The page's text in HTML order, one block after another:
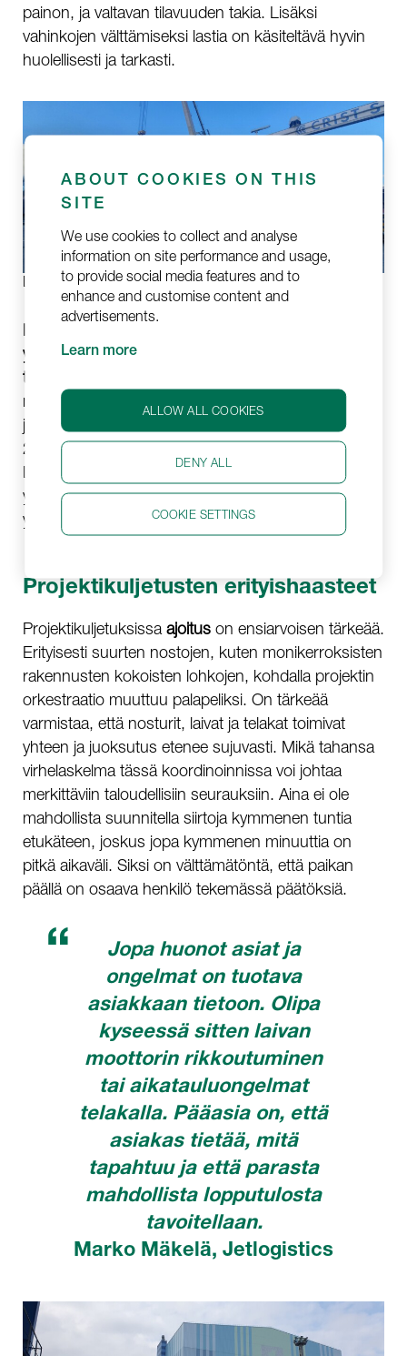
painon, ja valtavan tilavuuden takia. Lisäksi
vahinkojen välttämiseksi lastia on käsiteltävä hyvin
huolellisesti ja tarkasti.
Laivalohkon nosto.
Projekti toteutettiin neljällä eri aluksella, ja se kesti
yhteensä 2,5 kuukautta suunnittelu- ja
toteutusvaiheineen.
melko nopeasti laivoilla ja proomuilla lastauksen
jälkeen. Tässä projektissa pisin laivamatka kesti noin
2-2,5 päivää, mutta pisin lastaus kesti neljä päivää.
Lastattavaa ja järjesteltävää materiaalia oli
yksinkertaisesti niin paljon, jopa 6000 pakettia
yhdessä lastissa.
Projektikuljetusten erityishaasteet
Projektikuljetuksissa ajoitus on ensiarvoisen tärkeää.
Erityisesti suurten nostojen, kuten monikerroksisten
rakennusten kokoisten lohkojen, kohdalla projektin
orkestraatio muuttuu palapeliksi. On tärkeää
varmistaa, että nosturit, laivat ja telakat toimivat
yhteen ja juoksutus etenee sujuvasti. Mikä tahansa
virhelaskelma tässä koordinoinnissa voi johtaa
merkittäviin taloudellisiin seurauksiin. Aina ei ole
mahdollista suunnitella siirtoja kymmenen tuntia
etukäteen, joskus jopa kymmenen minuuttia on
pitkä aikaväli. Siksi on välttämätöntä, että paikan
päällä on osaava henkilö tekemässä päätöksiä.
Jopa huonot asiat ja
ongelmat on tuotava
asiakkaan tietoon. Olipa
kyseessä sitten laivan
moottorin rikkoutuminen
tai aikatauluongelmat
telakalla. Pääasia on, että
asiakas tietää, mitä
tapahtuu ja että parasta
mahdollista lopputulosta
tavoitellaan.
Marko Mäkelä, Jetlogistics
ABOUT COOKIES ON THIS
SITE
We use cookies to collect and analyse
information on site performance and usage,
to provide social media features and to
enhance and customise content and
advertisements.
Learn more
ALLOW ALL COOKIES
DENY ALL
COOKIE SETTINGS